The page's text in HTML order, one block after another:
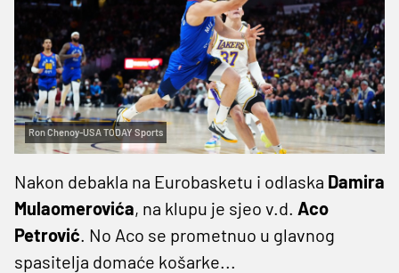
Ron Chenoy-USA TODAY Sports
Nakon debakla na Eurobasketu i odlaska Damira
Mulaomerovića, na klupu je sjeo v.d. Aco
Petrović. No Aco se prometnuo u glavnog
spasitelja domaće košarke...